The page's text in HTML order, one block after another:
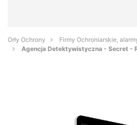
Orły Ochrony
Firmy Ochroniarskie,
Agencja Detektywistyczna - Secret -